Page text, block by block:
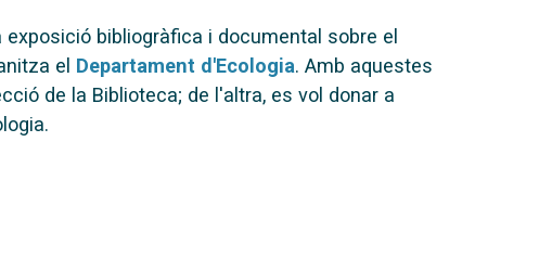
bibliogràfica i documental sobre el
el Departament d'Ecologia. Amb aquestes
de la Biblioteca; de l'altra, es vol donar a